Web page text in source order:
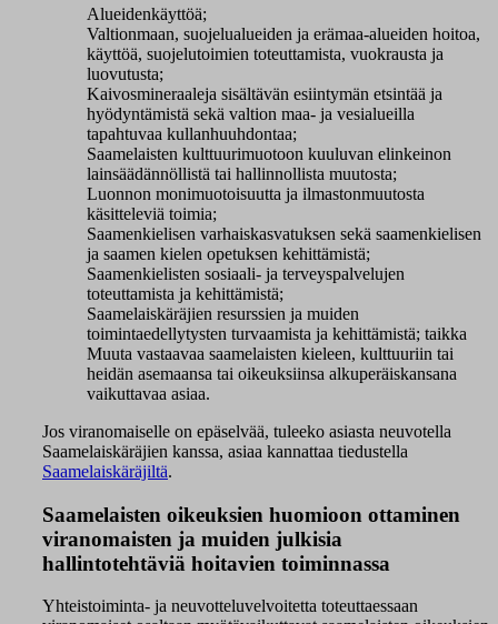
Alueidenkäyttöä;
Valtionmaan, suojelualueiden ja erämaa-alueiden hoitoa,
käyttöä, suojelutoimien toteuttamista, vuokrausta ja
luovutusta;
Kaivosmineraaleja sisältävän esiintymän etsintää ja
hyödyntämistä sekä valtion maa- ja vesialueilla
tapahtuvaa kullanhuuhdontaa;
Saamelaisten kulttuurimuotoon kuuluvan elinkeinon
lainsäädännöllistä tai hallinnollista muutosta;
Luonnon monimuotoisuutta ja ilmastonmuutosta
käsitteleviä toimia;
Saamenkielisen varhaiskasvatuksen sekä saamenkielisen
ja saamen kielen opetuksen kehittämistä;
Saamenkielisten sosiaali- ja terveyspalvelujen
toteuttamista ja kehittämistä;
Saamelaiskäräjien resurssien ja muiden
toimintaedellytysten turvaamista ja kehittämistä; taikka
Muuta vastaavaa saamelaisten kieleen, kulttuuriin tai
heidän asemaansa tai oikeuksiinsa alkuperäiskansana
vaikuttavaa asiaa.
Jos viranomaiselle on epäselvää, tuleeko asiasta neuvotella
Saamelaiskäräjien kanssa, asiaa kannattaa tiedustella
Saamelaiskäräjiltä.
Saamelaisten oikeuksien huomioon ottaminen
viranomaisten ja muiden julkisia
hallintotehtäviä hoitavien toiminnassa
Yhteistoiminta- ja neuvotteluvelvoitetta toteuttaessaan